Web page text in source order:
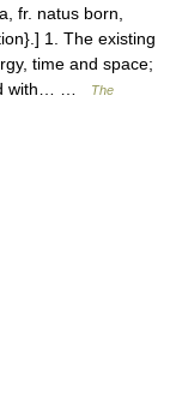
fr. natus born,
1. The existing
time and space;
with… …
The